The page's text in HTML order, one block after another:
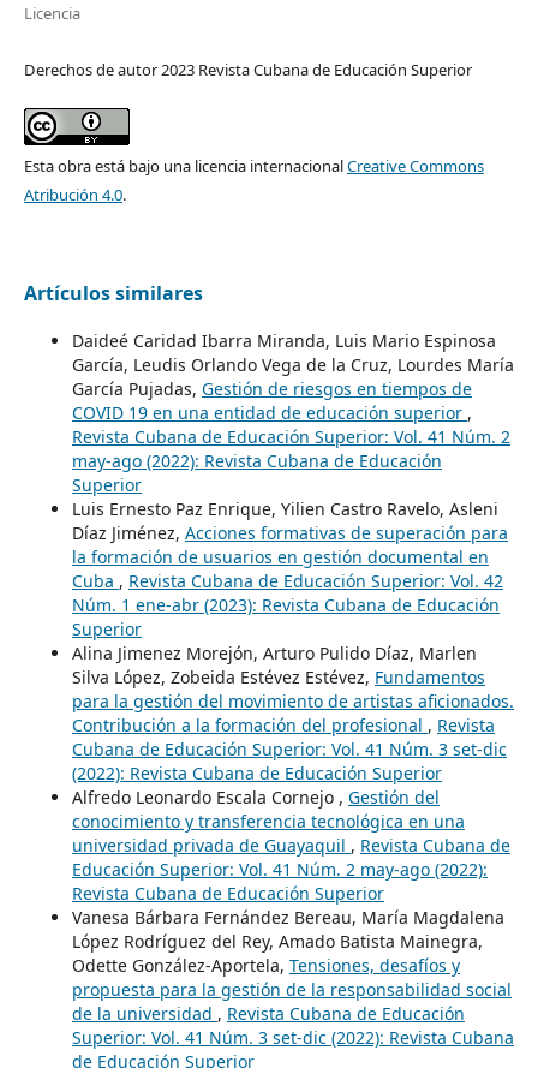
Licencia
Derechos de autor 2023 Revista Cubana de Educación Superior
Esta obra está bajo una licencia internacionalCreative Commons
Atribución 4.0.
Artículos similares
Daideé Caridad Ibarra Miranda, Luis Mario Espinosa
García, Leudis Orlando Vega de la Cruz, Lourdes María
García Pujadas, Gestión de riesgos en tiempos de
COVID 19 en una entidad de educación superior ,
Revista Cubana de Educación Superior: Vol. 41 Núm. 2
may-ago (2022): Revista Cubana de Educación
Superior
Luis Ernesto Paz Enrique, Yilien Castro Ravelo, Asleni
Díaz Jiménez, Acciones formativas de superación para
la formación de usuarios en gestión documental en
Cuba , Revista Cubana de Educación Superior: Vol. 42
Núm. 1 ene-abr (2023): Revista Cubana de Educación
Superior
Alina Jimenez Morejón, Arturo Pulido Díaz, Marlen
Silva López, Zobeida Estévez Estévez, Fundamentos
para la gestión del movimiento de artistas aficionados.
Contribución a la formación del profesional , Revista
Cubana de Educación Superior: Vol. 41 Núm. 3 set-dic
(2022): Revista Cubana de Educación Superior
Alfredo Leonardo Escala Cornejo , Gestión del
conocimiento y transferencia tecnológica en una
universidad privada de Guayaquil , Revista Cubana de
Educación Superior: Vol. 41 Núm. 2 may-ago (2022):
Revista Cubana de Educación Superior
Vanesa Bárbara Fernández Bereau, María Magdalena
López Rodríguez del Rey, Amado Batista Mainegra,
Odette González-Aportela, Tensiones, desafíos y
propuesta para la gestión de la responsabilidad social
de la universidad , Revista Cubana de Educación
Superior: Vol. 41 Núm. 3 set-dic (2022): Revista Cubana
de Educación Superior